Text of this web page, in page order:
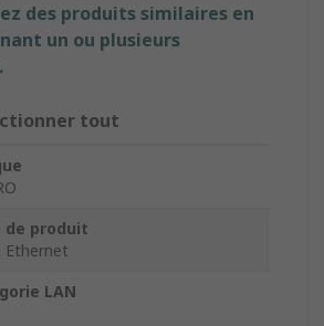
des produits similaires en
un ou plusieurs
tout
de produit
Ethernet
LAN